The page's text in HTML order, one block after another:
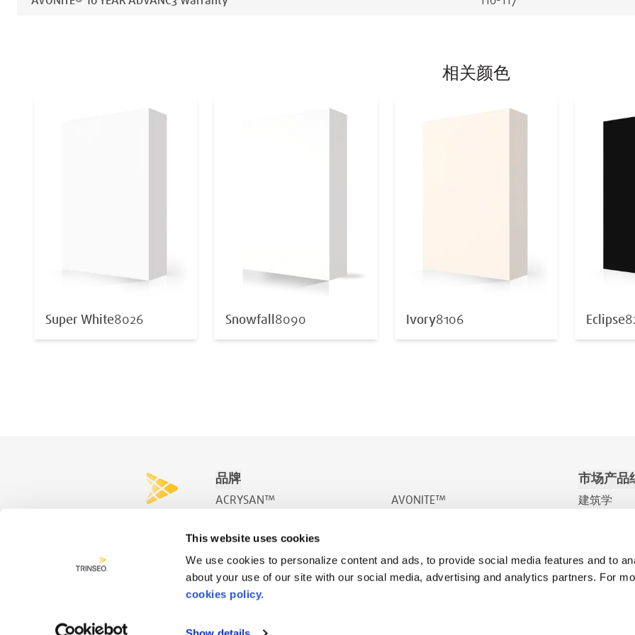
This website uses cookies
We use cookies to personalize content and ads, to provide social media features and to
about your use of our site with our social media, advertising and analytics partners. For
cookies policy.
相关颜色
Super White8026 Snowfall 8090 Ivory8106 Eclipse
品牌
ACRYSAN™
ACRYSWIM™
AVONITE™
市场产品
建筑学